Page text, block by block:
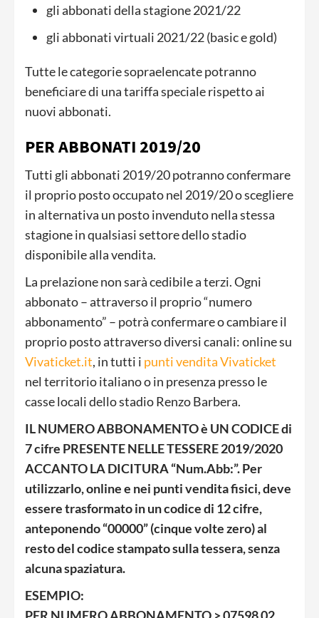
gli abbonati della stagione 2021/22
gli abbonati virtuali 2021/22 (basic e gold)
Tutte le categorie sopraelencate potranno
beneficiare di una tariffa speciale rispetto ai
nuovi abbonati.
PER ABBONATI 2019/20
Tutti gli abbonati 2019/20 potranno confermare
il proprio posto occupato nel 2019/20 o scegliere
in alternativa un posto invenduto nella stessa
stagione in qualsiasi settore dello stadio
disponibile alla vendita.
La prelazione non sarà cedibile a terzi. Ogni
abbonato – attraverso il proprio “numero
abbonamento” – potrà confermare o cambiare il
proprio posto attraverso diversi canali: online su
Vivaticket.it, in tutti i punti vendita Vivaticket
nel territorio italiano o in presenza presso le
casse locali dello stadio Renzo Barbera.
IL NUMERO ABBONAMENTO è UN CODICE di
7 cifre PRESENTE NELLE TESSERE 2019/2020
ACCANTO LA DICITURA “Num.Abb:”. Per
utilizzarlo, online e nei punti vendita fisici, deve
essere trasformato in un codice di 12 cifre,
anteponendo “00000” (cinque volte zero) al
resto del codice stampato sulla tessera, senza
alcuna spaziatura.
ESEMPIO: